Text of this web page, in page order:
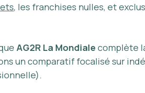
, les franchises nulles, et
AG2R La Mondiale complète
un comparatif focalisé sur